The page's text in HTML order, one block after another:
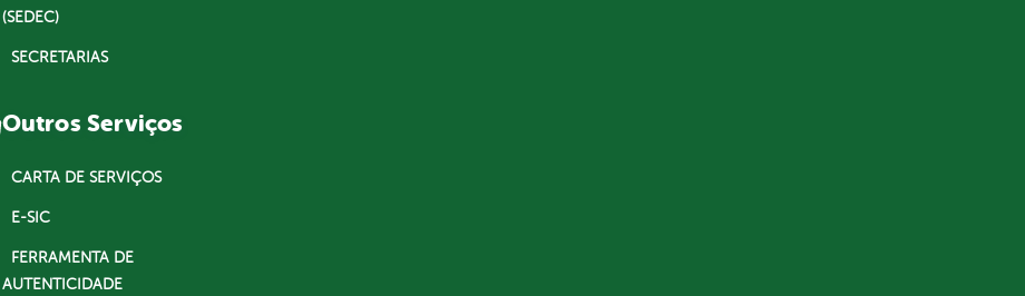
(SEDEC)
SECRETARIAS
Outros Serviços
CARTA DE SERVIÇOS
E-SIC
FERRAMENTA DE
AUTENTICIDADE